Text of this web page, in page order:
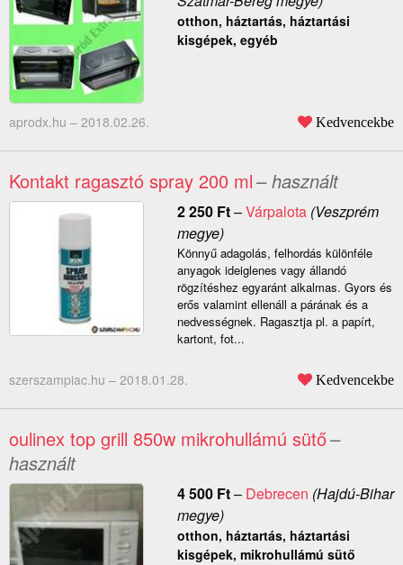
otthon, háztartás, háztartási
kisgépek, egyéb
aprodx.hu – 2018.02.26. Kedvencekbe
Kontakt ragasztó spray 200 ml– használt
2 250 Ft–Várpalota(Veszprém
megye)
Könnyű adagolás, felhordás különféle
anyagok ideiglenes vagy állandó
rögzítéshez egyaránt alkalmas. Gyors és
erős valamint ellenáll a párának és a
nedvességnek. Ragasztja pl. a papírt,
kartont, fot...
szerszampiac.hu – 2018.01.28. Kedvencekbe
oulinex top grill 850w mikrohullámú sütő–
használt
4 500 Ft– Debrecen (Hajdú-Bihar
megye)
otthon, háztartás, háztartási
kisgépek, mikrohullámú sütő